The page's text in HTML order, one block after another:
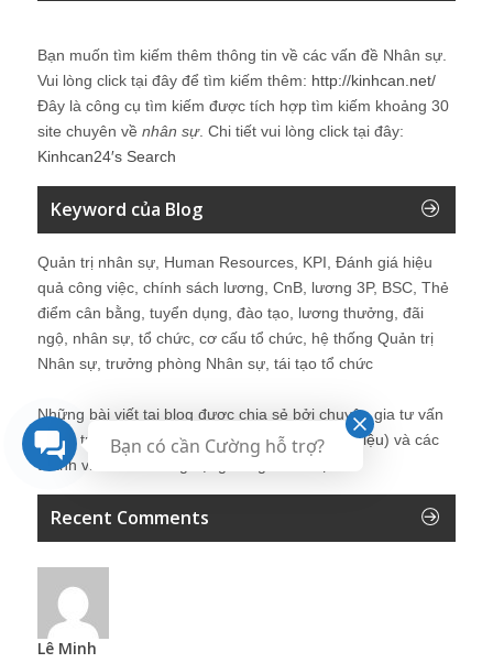
Bạn muốn tìm kiếm thêm thông tin về các vấn đề Nhân sự
Vui lòng click tại đây để tìm kiếm thêm: http://kinhcan.net/
Đây là công cụ tìm kiếm được tích hợp tìm kiếm khoảng 30
site chuyên về nhân sự. Chi tiết vui lòng click tại đây:
Kinhcan24′s Search
Keyword của Blog
Quản trị nhân sự, Human Resources, KPI, Đánh giá hiệu
quả công việc, chính sách lương, CnB, lương 3P, BSC, Thẻ
điểm cân bằng, tuyển dụng, đào tạo, lương thưởng, đãi
ngộ, nhân sự, tổ chức, cơ cấu tổ chức, hệ thống Quản trị
Nhân sự, trưởng phòng Nhân sự, tái tạo tổ chức
Những bài viết tại blog được chia sẻ bởi chuyên gia tư vấn
Quản trị Nhân sự Nguyễn Hùng Cường (giới thiệu) và các
thành viên khác trong cộng đồng Nhân sự.
Recent Comments
Lê Minh
Bạn có cần Cường hỗ trợ?